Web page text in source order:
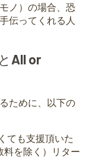
ノ）の場合、恐
伝ってくれる人
と All or
ために、以下の
ても支援頂いた
料を除く）リター